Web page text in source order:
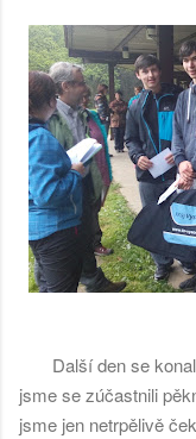
Další den se
jsme se zúčastnili
jsme jen netrpělivě